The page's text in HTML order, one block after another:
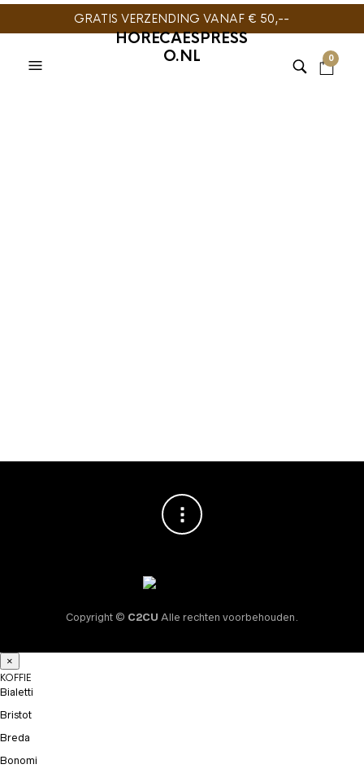
GRATIS VERZENDING VANAF € 50,--
HORECAESPRESS
O.NL
0
Copyright © C2CU Alle rechten voorbehouden.
×
KOFFIE
Bialetti
Bristot
Breda
Bonomi